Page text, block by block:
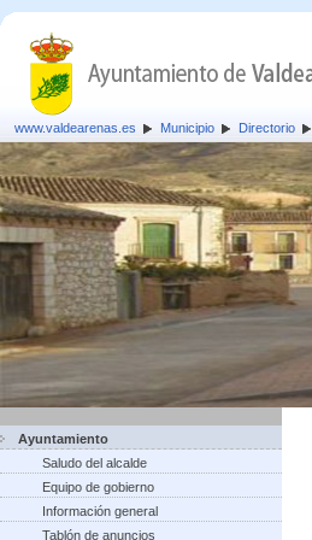
www.valdearenas.es Municipio Directorio
Ayuntamiento
Saludo del alcalde
Equipo de gobierno
Información general
Tablón de anuncios